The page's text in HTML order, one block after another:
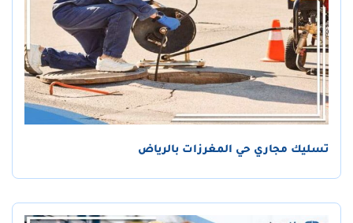
تسليك مجاري حي المغرزات بالرياض